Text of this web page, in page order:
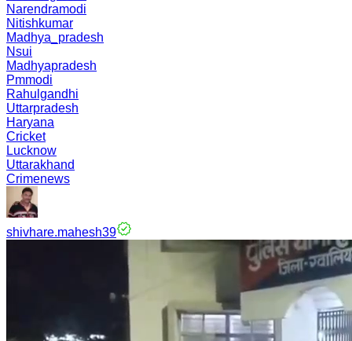
Narendramodi
Nitishkumar
Madhya_pradesh
Nsui
Madhyapradesh
Pmmodi
Rahulgandhi
Uttarpradesh
Haryana
Cricket
Lucknow
Uttarakhand
Crimenews
shivhare.mahesh39